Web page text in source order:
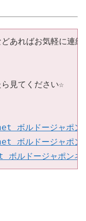
ボルドージャポン
ボルドージャポン
ボルドージャポンネ